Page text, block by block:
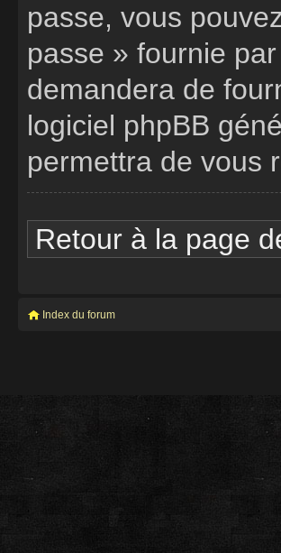
passe, vous
passe » fournie
demandera de
logiciel phpBB
permettra de vous
Retour à la page
Index du forum